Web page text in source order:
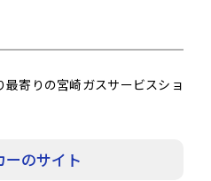
寄りの宮崎ガスサービスショ
のサイト